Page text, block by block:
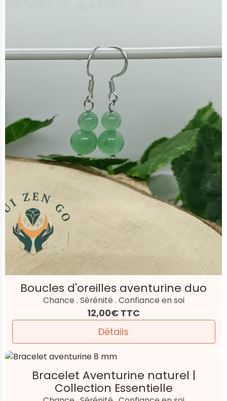
Boucles d'oreilles aventurine duo
Chance . Sérénité . Confiance en soi
12,00€ TTC
Détails
Bracelet Aventurine naturel |
Collection Essentielle